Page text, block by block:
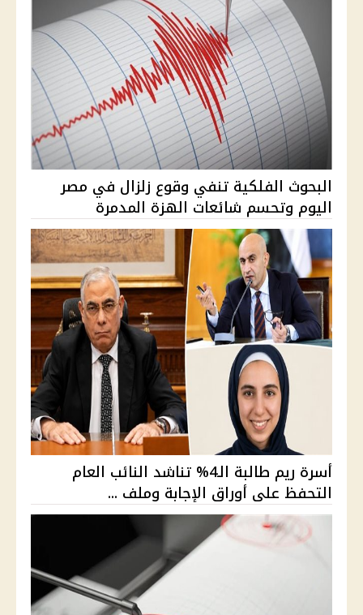
البحوث الفلكية تنفي وقوع زلزال في مصر
اليوم وتحسم شائعات الهزة المدمرة
أسرة ريم طالبة الـ4% تناشد النائب العام
التحفظ على أوراق الإجابة وملف ...